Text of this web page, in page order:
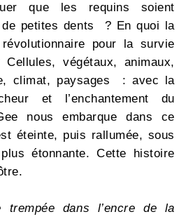
que les requins soient
petites dents ? En quoi la
pour la survie
végétaux, animaux,
climat, paysages : avec la
et l’enchantement du
nous embarque dans ce
éteinte, puis rallumée, sous
étonnante. Cette histoire
trempée dans l’encre de la